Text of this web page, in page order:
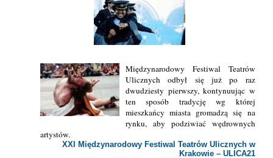
Międzynarodowy Festiwal Teatrów
Ulicznych odbył się już po raz
dwudziesty pierwszy, kontynuując w
ten sposób tradycję wg której
mieszkańcy miasta gromadzą się na
rynku, aby podziwiać wędrownych
artystów.
XXI Międzynarodowy Festiwal Teatrów Ulicznych w
Krakowie – ULICA21